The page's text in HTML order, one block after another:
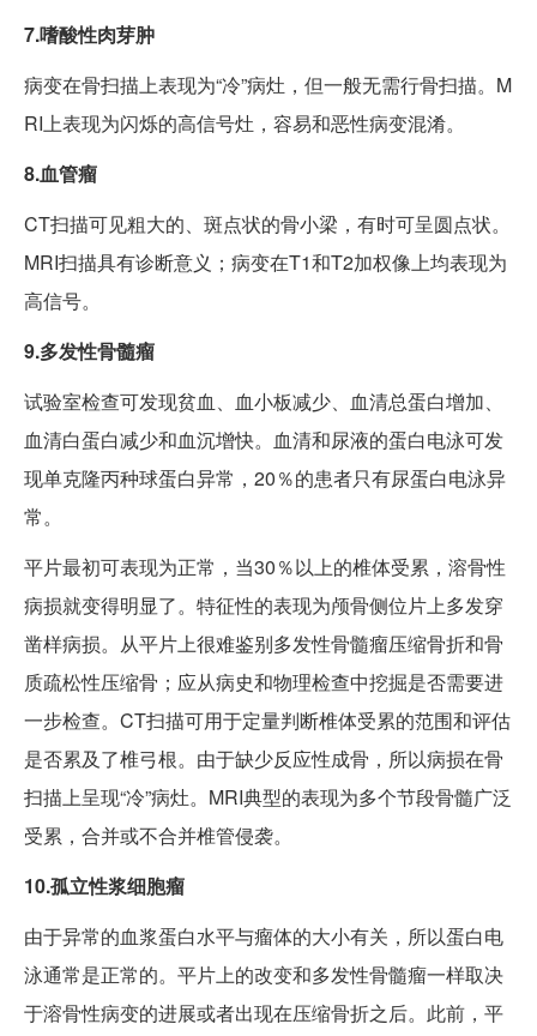
7.嗜酸性肉芽肿
病变在骨扫描上表现为“冷”病灶，但一般无需行骨扫描。M
RI上表现为闪烁的高信号灶，容易和恶性病变混淆。
8.血管瘤
CT扫描可见粗大的、斑点状的骨小梁，有时可呈圆点状。
MRI扫描具有诊断意义；病变在T1和T2加权像上均表现为
高信号。
9.多发性骨髓瘤
试验室检查可发现贫血、血小板减少、血清总蛋白增加、
血清白蛋白减少和血沉增快。血清和尿液的蛋白电泳可发
现单克隆丙种球蛋白异常，20％的患者只有尿蛋白电泳异
常。
平片最初可表现为正常，当30％以上的椎体受累，溶骨性
病损就变得明显了。特征性的表现为颅骨侧位片上多发穿
凿样病损。从平片上很难鉴别多发性骨髓瘤压缩骨折和骨
质疏松性压缩骨；应从病史和物理检查中挖掘是否需要进
一步检查。CT扫描可用于定量判断椎体受累的范围和评估
是否累及了椎弓根。由于缺少反应性成骨，所以病损在骨
扫描上呈现“冷”病灶。MRI典型的表现为多个节段骨髓广泛
受累，合并或不合并椎管侵袭。
10.孤立性浆细胞瘤
由于异常的血浆蛋白水平与瘤体的大小有关，所以蛋白电
泳通常是正常的。平片上的改变和多发性骨髓瘤一样取决
于溶骨性病变的进展或者出现在压缩骨折之后。此前，平